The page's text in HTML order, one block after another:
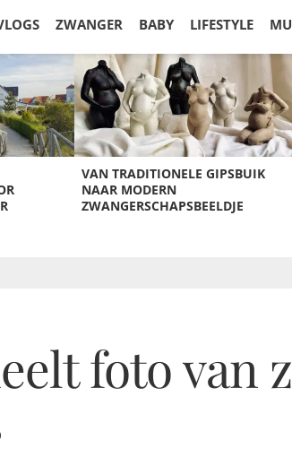
ZWANGER BABY LIFESTYLE
VAN TRADITIONELE GIPSBUIK
NAAR MODERN
ZWANGERSCHAPSBEELDJE
foto van